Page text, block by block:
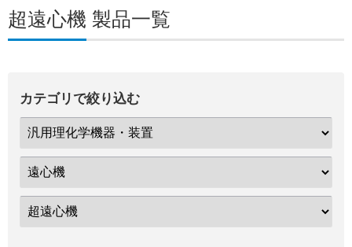
超遠心機 製品一覧
カテゴリで絞り込む